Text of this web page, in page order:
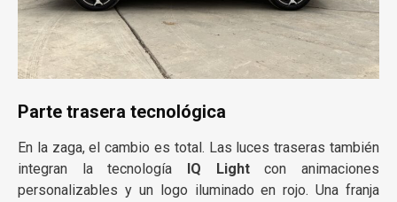
Parte trasera tecnológica
En la zaga, el cambio es total. Las luces traseras también
integran la tecnología
IQ Lightcon animaciones
personalizables y un logo iluminado en rojo. Una franja